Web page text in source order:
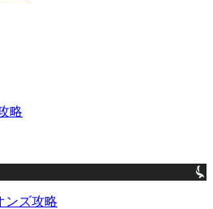
略
ンズ攻略